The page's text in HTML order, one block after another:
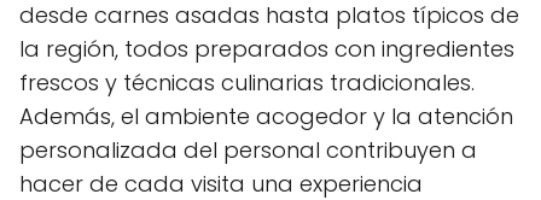
desde carnes asadas hasta platos típicos de
la región, todos preparados con ingredientes
frescos y técnicas culinarias tradicionales.
Además, el ambiente acogedor y la atención
personalizada del personal contribuyen a
hacer de cada visita una experiencia